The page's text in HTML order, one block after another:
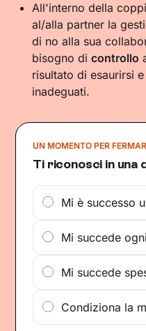
All'interno della
al/alla partner la
di no alla sua
bisogno dicontrollo
risultato di esaurirsi
inadeguati.
UN MOMENTO PER
Ti riconosci in una
Mi è successo
Mi succede
Mi succede
Condiziona la